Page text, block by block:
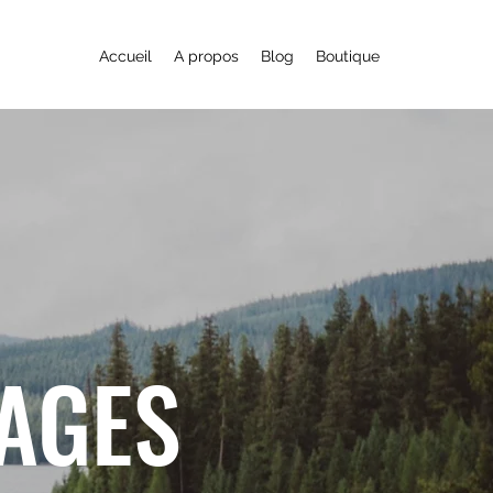
Accueil A propos Blog Boutique